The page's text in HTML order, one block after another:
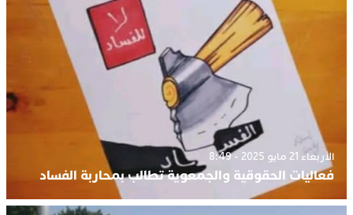
الأربعاء 21 مايو 2025 - 8:49
فعاليات الحقوقية والجمعوية تطالب بمحاربة الفساد